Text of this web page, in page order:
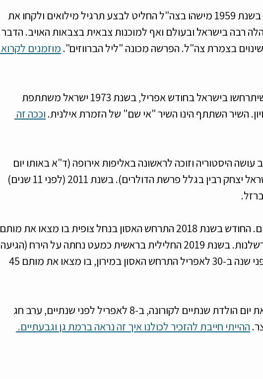
ואם כבר אחד באפריל, אז בשנת 1959 מישהו בצה"ל החליט לבצע תרגיל מילואים ולקחו את
רבה בישראל ובעולם ואף למוכנות צבאית בצבאות האויב. הדבר
בצמרת צה"ל. הפרשה מכונה "ליל הברווזים". מוזמנים לקרוא
ועכשיו לאירועים שמחים שיתרחשו בישראל בחודש אפריל, בשנת 1973 ישראל משתתפת
השיר השתתף הינו השיר "אי שם" של הזמרת אילנית. וככה זה
תל אביב עושה היסטוריה וזוכה לראשונה באליפות אירופה (ד"א באותו יום
מתפטר ראשון ממשלת ישראל יצחק רבין בגלל פרשת הדולרים). בשנת 2011 (לפני 11 שנים)
וקצת אירועים פחות שמחים. החודש בשנת 2018 התרחש האסון בנחל צופית בו מצאו את מותם
עשרה בני נוער נטו בגלל רשלנות. בשנת 2019 החלילית בראשית כמעט נחתה על הירח (הגיעה
וכמובן איך אפשר לשכוח את יום הולדת שנתיים לקורונה, ב-8 לאפריל לפני שנתיים, ערב חג
ההייתי חייבת להזכיר לכולנו איך זה נראה ברמת גן וגבעתיים.